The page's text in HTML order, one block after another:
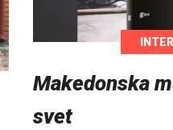
Makedonska
svet